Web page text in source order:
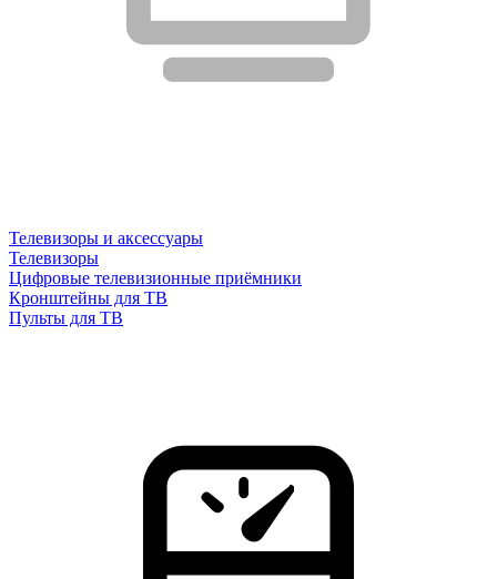
Телевизоры и аксессуары
Телевизоры
Цифровые телевизионные приёмники
Кронштейны для ТВ
Пульты для ТВ